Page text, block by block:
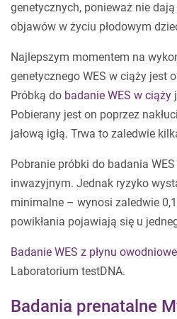
genetycznych, ponieważ nie
objawów w życiu płodowym
Najlepszym momentem na
genetycznego WES w ciąży jest
Próbką do badanie WES w ciąży
Pobierany jest on poprzez
jałową igłą. Trwa to zaledwie
Pobranie próbki do badania
inwazyjnym. Jednak ryzyko
minimalne – wynosi zaledwie
powikłania pojawiają się u
Badanie WES z płynu
Laboratorium testDNA.
Badania prenatalne